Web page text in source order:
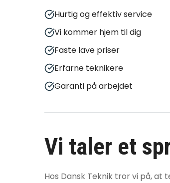
Hurtig og effektiv service
Vi kommer hjem til dig
Faste lave priser
Erfarne teknikere
Garanti på arbejdet
Vi taler et
Hos Dansk Teknik tror vi på,